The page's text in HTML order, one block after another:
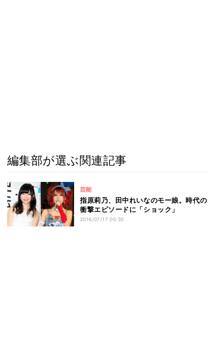
編集部が選ぶ関連記事
芸能
指原莉乃、田中れいなのモー娘。時代の
衝撃エピソードに「ショック」
2016/07/17 00:30